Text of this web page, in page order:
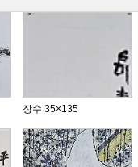
장수 35×135